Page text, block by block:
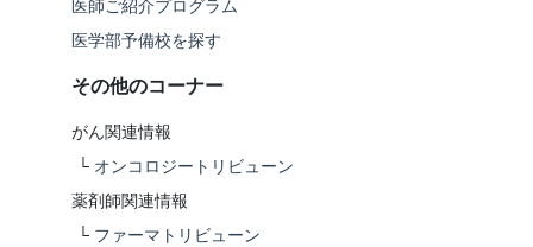
医師ご紹介プログラム
医学部予備校を探す
その他のコーナー
がん関連情報
└ オンコロジートリビューン
薬剤師関連情報
└ ファーマトリビューン